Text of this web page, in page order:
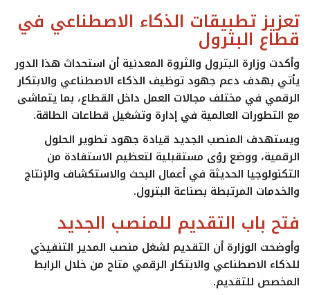
تعزيز تطبيقات الذكاء الاصطناعي في
قطاع البترول
وأكدت وزارة البترول والثروة المعدنية أن استحداث هذا الدور
يأتي بهدف دعم جهود توظيف الذكاء الاصطناعي والابتكار
الرقمي في مختلف مجالات العمل داخل القطاع، بما يتماشى
مع التطورات العالمية في إدارة وتشغيل قطاعات الطاقة.
ويستهدف المنصب الجديد قيادة جهود تطوير الحلول
الرقمية، ووضع رؤى مستقبلية لتعظيم الاستفادة من
التكنولوجيا الحديثة في أعمال البحث والاستكشاف والإنتاج
والخدمات المرتبطة بصناعة البترول.
فتح باب التقديم للمنصب الجديد
وأوضحت الوزارة أن التقديم لشغل منصب المدير التنفيذي
للذكاء الاصطناعي والابتكار الرقمي متاح من خلال الرابط
المخصص للتقديم.